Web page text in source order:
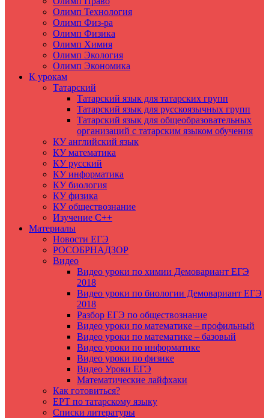
Олимп Технология
Олимп Физ-ра
Олимп Физика
Олимп Химия
Олимп Экология
Олимп Экономика
К урокам
Татарский
Татарский язык для татарских групп
Татарский язык для русскоязычных групп
Татарский язык для общеобразовательных
организаций с татарским языком обучения
КУ английский язык
КУ математика
КУ русский
КУ информатика
КУ биология
КУ физика
КУ обществознание
Изучение C++
Материалы
Новости ЕГЭ
РОСОБРНАДЗОР
Видео
Видео уроки по химии Демовариант ЕГЭ
2018
Видео уроки по биологии Демовариант ЕГЭ
2018
Разбор ЕГЭ по обществознание
Видео уроки по математике – профильный
Видео уроки по математике – базовый
Видео уроки по информатике
Видео уроки по физике
Видео Уроки ЕГЭ
Математические лайфхаки
Как готовиться?
ЕРТ по татарскому языку
Списки литературы